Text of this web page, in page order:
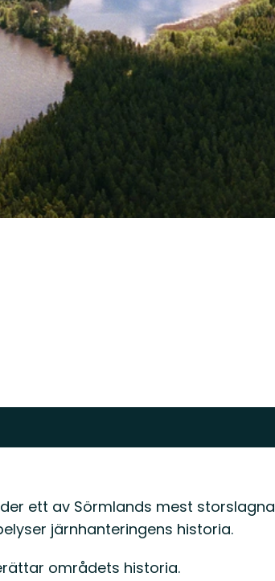
ett av Sörmlands mest storslagna
järnhanteringens historia.
områdets historia.